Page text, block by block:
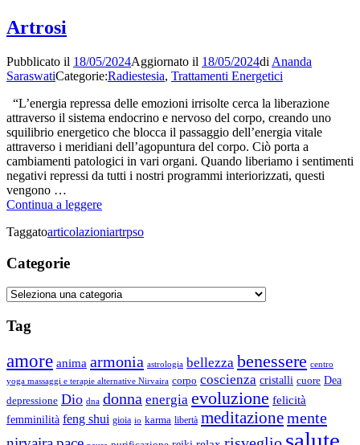
Artrosi
Pubblicato il 18/05/2024Aggiornato il 18/05/2024di Ananda
SaraswatiCategorie:Radiestesia, Trattamenti Energetici
“L’energia repressa delle emozioni irrisolte cerca la liberazione
attraverso il sistema endocrino e nervoso del corpo, creando uno
squilibrio energetico che blocca il passaggio dell’energia vitale
attraverso i meridiani dell’agopuntura del corpo. Ciò porta a
cambiamenti patologici in vari organi. Quando liberiamo i sentimenti
negativi repressi da tutti i nostri programmi interiorizzati, questi
vengono …
Continua a leggereArtrosi
Taggatoarticolazioniartrpso
Categorie
Categorie
Tag
amore anima armonia astrologia bellezza benessere centro
yoga massaggi e terapie alternative Nirvaira corpo coscienza cristalli cuore Dea
depressione Dio dna donna energia evoluzione felicità
femminilità feng shui gioia io karma libertà meditazionemente